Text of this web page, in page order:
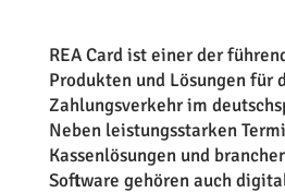
REA Card ist einer der
Produkten und Lösungen für
Zahlungsverkehr im
Neben leistungsstarken
Kassenlösungen und
Software gehören auch